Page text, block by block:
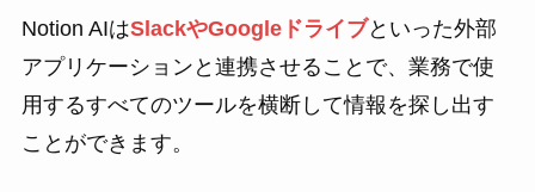
Notion AIはSlackやGoogleドライブといった外部
アプリケーションと連携させることで、業務で使
用するすべてのツールを横断して情報を探し出す
ことができます。